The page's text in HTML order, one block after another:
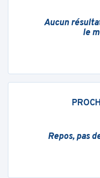
Aucun
le
Repos, pas